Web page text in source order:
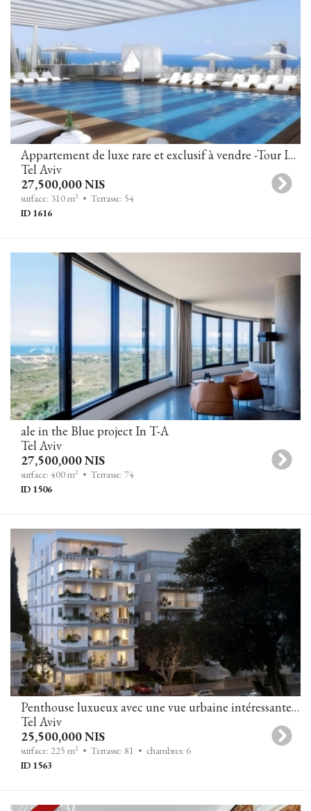
Appartement de luxe rare et exclusif à vendre -Tour Infinity, Tel-Aviv
Tel Aviv
27,500,000 NIS
surface: 310 m2 • Terrasse: 54
ID 1616
ale in the Blue project In T-A
Tel Aviv
27,500,000 NIS
surface: 400 m2 • Terrasse: 74
ID 1506
Penthouse luxueux avec une vue urbaine intéressante près de la mer
Tel Aviv
25,500,000 NIS
surface: 225 m2 • Terrasse: 81 • chambres: 6
ID 1563